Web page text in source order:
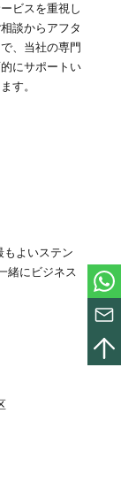
ビスを重視し
談からアフタ
、当社の専門
にサポートい
す。
もよいステン
緒にビジネス